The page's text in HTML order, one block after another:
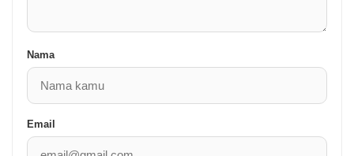
Nama
Email